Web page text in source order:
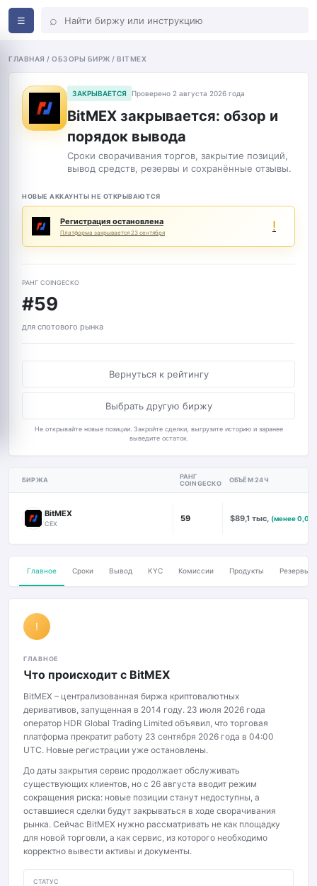
☰ ⌕
ГЛАВНАЯ / ОБЗОРЫ БИРЖ / BITMEX
ЗАКРЫВАЕТСЯ Проверено 2 августа 2026 года
BitMEX закрывается: обзор и
порядок вывода
Сроки сворачивания торгов, закрытие позиций,
вывод средств, резервы и сохранённые отзывы.
НОВЫЕ АККАУНТЫ НЕ ОТКРЫВАЮТСЯ
Регистрация остановлена
Платформа закрывается 23 сентября !
РАНГ COINGECKO
#59
для спотового рынка
Вернуться к рейтингу
Выбрать другую биржу
Не открывайте новые позиции. Закройте сделки, выгрузите историю и заранее
выведите остаток.
БИРЖА
РАНГ
COINGECKO
ОБЪЁМ 24Ч
BitMEX
CEX
59 $89,1 тыс, (менее
Главное Сроки Вывод KYC Комиссии Продукты Резервы
!
ГЛАВНОЕ
Что происходит с BitMEX
BitMEX – централизованная биржа криптовалютных
деривативов, запущенная в 2014 году. 23 июля 2026 года
оператор HDR Global Trading Limited объявил, что торговая
платформа прекратит работу 23 сентября 2026 года в 04:00
UTC. Новые регистрации уже остановлены.
До даты закрытия сервис продолжает обслуживать
существующих клиентов, но с 26 августа вводит режим
сокращения риска: новые позиции станут недоступны, а
оставшиеся сделки будут закрываться в ходе сворачивания
рынка. Сейчас BitMEX нужно рассматривать не как площадку
для новой торговли, а как сервис, из которого необходимо
корректно вывести активы и документы.
СТАТУС